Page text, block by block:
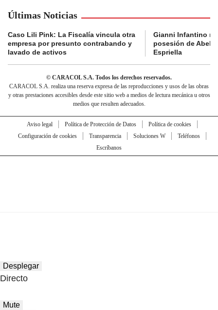
Últimas Noticias
Caso Lili Pink: La Fiscalía vincula otra
empresa por presunto contrabando y
lavado de activos
Gianni Infantino
posesión de
Espriella
© CARACOL S.A. Todos los derechos reservados.
CARACOL S.A. realiza una reserva expresa de las reproducciones y usos de las obras
y otras prestaciones accesibles desde este sitio web a medios de lectura mecánica u otros
medios que resulten adecuados.
Aviso legal Política de Protección de Datos
Política de cookies
Configuración de cookies
Transparencia Soluciones W
Teléfonos
Escríbanos
Desplegar
Directo
Mute